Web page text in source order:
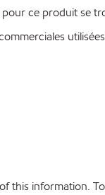
ce produit se
this information.